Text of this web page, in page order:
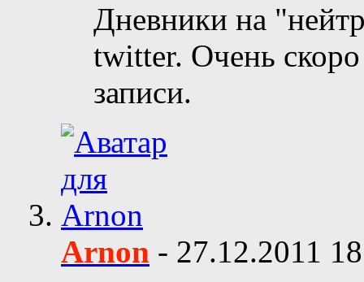
Дневники на
twitter. Очень
записи.
Arnon - 27.12.2011